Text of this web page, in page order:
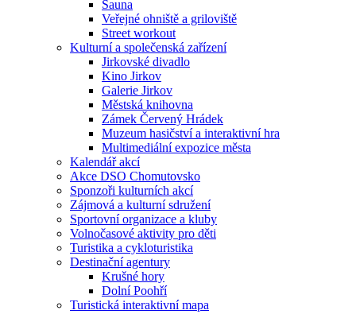
Sauna
Veřejné ohniště a griloviště
Street workout
Kulturní a společenská zařízení
Jirkovské divadlo
Kino Jirkov
Galerie Jirkov
Městská knihovna
Zámek Červený Hrádek
Muzeum hasičství a interaktivní hra
Multimediální expozice města
Kalendář akcí
Akce DSO Chomutovsko
Sponzoři kulturních akcí
Zájmová a kulturní sdružení
Sportovní organizace a kluby
Volnočasové aktivity pro děti
Turistika a cykloturistika
Destinační agentury
Krušné hory
Dolní Poohří
Turistická interaktivní mapa